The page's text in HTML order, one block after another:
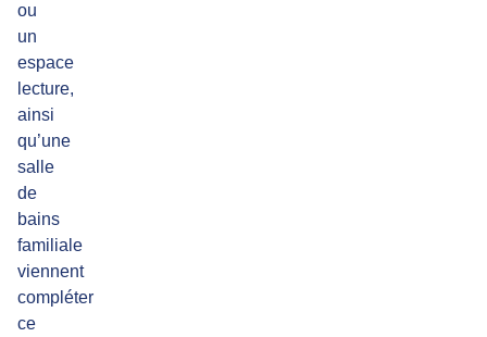
ou
un
espace
lecture,
ainsi
qu’une
salle
de
bains
familiale
viennent
compléter
ce